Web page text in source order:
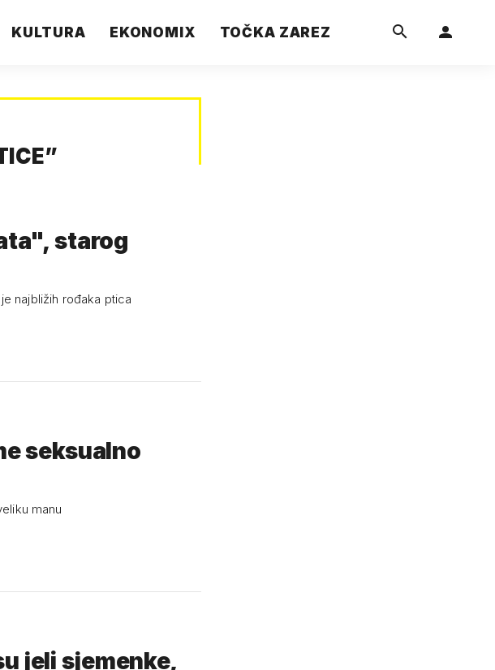
KULTURA EKONOMIX TOČKA ZAREZ
”
starog
najbližih rođaka ptica
seksualno
manu
jeli sjemenke,